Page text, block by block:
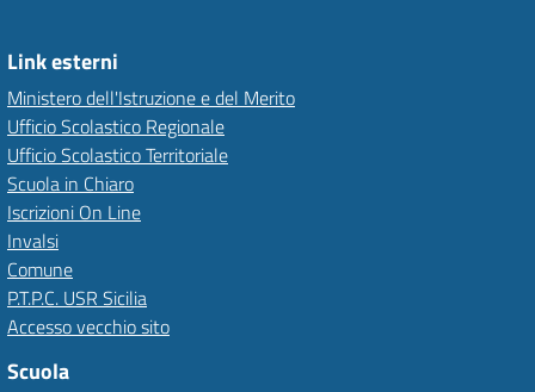
Link esterni
Ministero dell'Istruzione e del Merito
Ufficio Scolastico Regionale
Ufficio Scolastico Territoriale
Scuola in Chiaro
Iscrizioni On Line
Invalsi
Comune
P.T.P.C. USR Sicilia
Accesso vecchio sito
Scuola